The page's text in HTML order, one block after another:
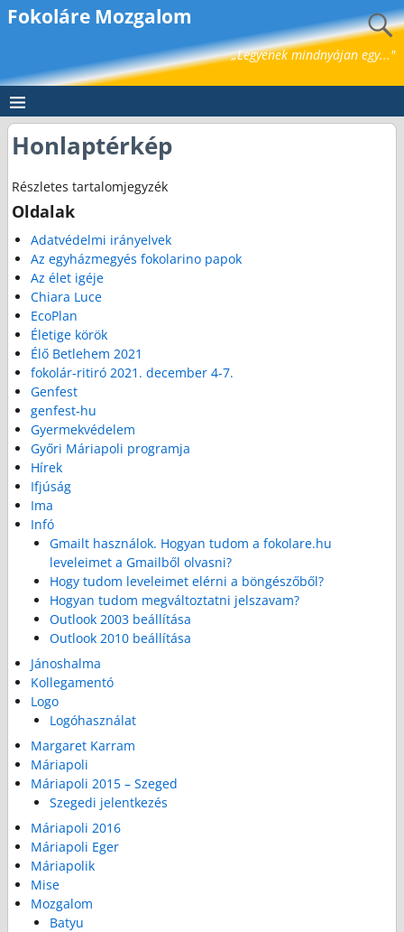
Fokoláre Mozgalom
„Legyenek mindnyájan egy..."
Honlaptérkép
Részletes tartalomjegyzék
Oldalak
Adatvédelmi irányelvek
Az egyházmegyés fokolarino papok
Az élet igéje
Chiara Luce
EcoPlan
Életige körök
Élő Betlehem 2021
fokolár-ritiró 2021. december 4-7.
Genfest
genfest-hu
Gyermekvédelem
Győri Máriapoli programja
Hírek
Ifjúság
Ima
Infó
Gmailt használok. Hogyan tudom a fokolare.hu
leveleimet a Gmailből olvasni?
Hogy tudom leveleimet elérni a böngészőből?
Hogyan tudom megváltoztatni jelszavam?
Outlook 2003 beállítása
Outlook 2010 beállítása
Jánoshalma
Kollegamentó
Logo
Logóhasználat
Margaret Karram
Máriapoli
Máriapoli 2015 – Szeged
Szegedi jelentkezés
Máriapoli 2016
Máriapoli Eger
Máriapolik
Mise
Mozgalom
Batyu